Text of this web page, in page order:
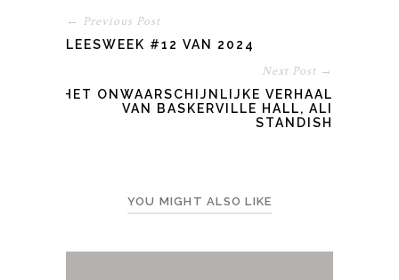
← Previous Post
LEESWEEK #12 VAN 2024
Next Post →
HET ONWAARSCHIJNLIJKE VERHAAL
VAN BASKERVILLE HALL, ALI
STANDISH
YOU MIGHT ALSO LIKE